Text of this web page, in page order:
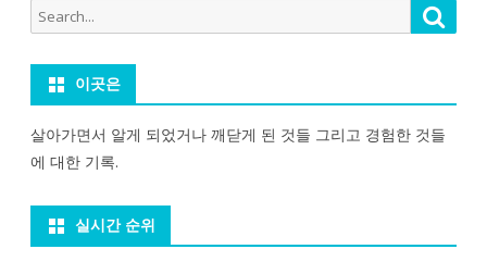
Search
for:
이곳은
살아가면서 알게 되었거나 깨닫게 된 것들 그리고 경험한 것들
에 대한 기록.
실시간 순위